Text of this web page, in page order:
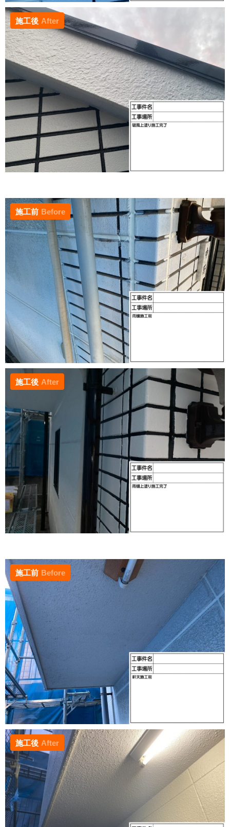
施工後 After
施工前 Before
施工後 After
施工前 Before
施工後 After